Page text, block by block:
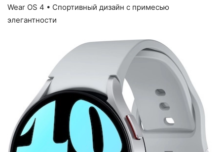
Wear OS 4 • Спортивный дизайн с примесью
элегантности